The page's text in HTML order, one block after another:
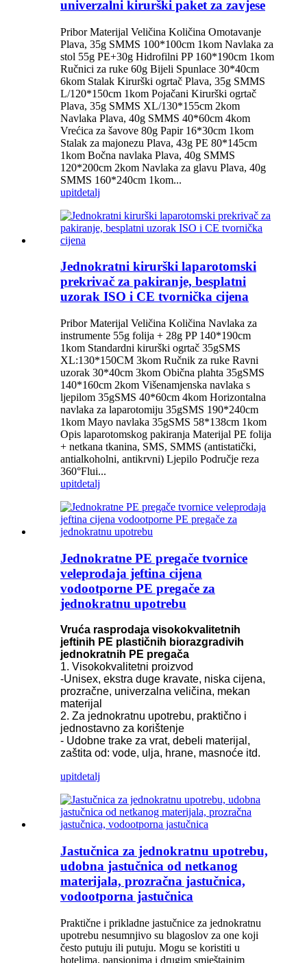
univerzalni kirurški paket za zavjese
Pribor Materijal Veličina Količina Omotavanje
Plava, 35g SMMS 100*100cm 1kom Navlaka za
stol 55g PE+30g Hidrofilni PP 160*190cm 1kom
Ručnici za ruke 60g Bijeli Spunlace 30*40cm
6kom Stalak Kirurški ogrtač Plava, 35g SMMS
L/120*150cm 1kom Pojačani Kirurški ogrtač
Plava, 35g SMMS XL/130*155cm 2kom
Navlaka Plava, 40g SMMS 40*60cm 4kom
Vrećica za šavove 80g Papir 16*30cm 1kom
Stalak za majonezu Plava, 43g PE 80*145cm
1kom Bočna navlaka Plava, 40g SMMS
120*200cm 2kom Navlaka za glavu Plava, 40g
SMMS 160*240cm 1kom...
upitdetalj
Jednokratni kirurški laparotomski
prekrivač za pakiranje, besplatni
uzorak ISO i CE tvornička cijena
Pribor Materijal Veličina Količina Navlaka za
instrumente 55g folija + 28g PP 140*190cm
1kom Standardni kirurški ogrtač 35gSMS
XL:130*150CM 3kom Ručnik za ruke Ravni
uzorak 30*40cm 3kom Obična plahta 35gSMS
140*160cm 2kom Višenamjenska navlaka s
ljepilom 35gSMS 40*60cm 4kom Horizontalna
navlaka za laparotomiju 35gSMS 190*240cm
1kom Mayo navlaka 35gSMS 58*138cm 1kom
Opis laparotomskog pakiranja Materijal PE folija
+ netkana tkanina, SMS, SMMS (antistatički,
antialkoholni, antikrvni) Ljepilo Područje reza
360°Flui...
upitdetalj
Jednokratne PE pregače tvornice
veleprodaja jeftina cijena
vodootporne PE pregače za
jednokratnu upotrebu
Vruća rasprodaja visokokvalitetnih
jeftinih PE plastičnih biorazgradivih
jednokratnih PE pregača
1. Visokokvalitetni proizvod
-Unisex, ekstra duge kravate, niska cijena,
prozračne, univerzalna veličina, mekan
materijal
2. Za jednokratnu upotrebu, praktično i
jednostavno za korištenje
- Udobne trake za vrat, debeli materijal,
zaštita od: vode, ulja, hrane, masnoće itd.
upitdetalj
Jastučnica za jednokratnu upotrebu,
udobna jastučnica od netkanog
materijala, prozračna jastučnica,
vodootporna jastučnica
Praktične i prikladne jastučnice za jednokratnu
upotrebu nesumnjivo su blagoslov za one koji
često putuju ili putuju. Mogu se koristiti u
hotelima, pansionima i drugim smještajnim